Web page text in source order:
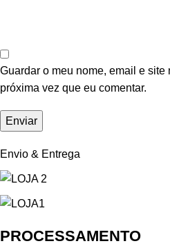
Guardar o meu nome, email e site
próxima vez que eu comentar.
Envio & Entrega
PROCESSAMENTO